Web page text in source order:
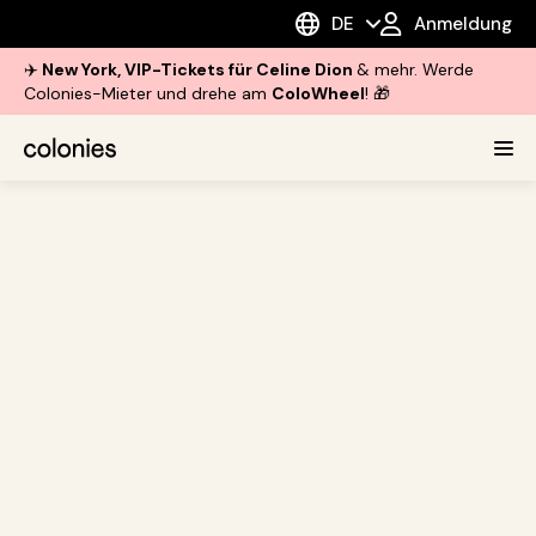
DE Anmeldung
✈️ New York, VIP-Tickets für Celine Dion & mehr. Werde
Colonies-Mieter und drehe am ColoWheel! 🎁